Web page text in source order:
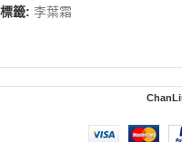
標籤: 李葉霜